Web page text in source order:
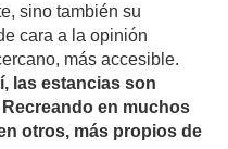
sino también su
cara a la opinión
más accesible.
las estancias son
en muchos
otros, más propios de